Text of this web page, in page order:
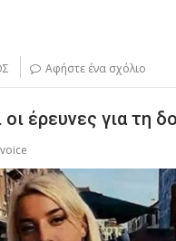
Αφήστε ένα σχόλιο
οι έρευνες για τη